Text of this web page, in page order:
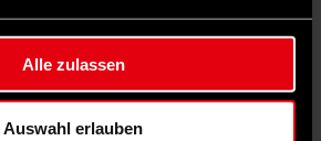
Alle zulassen
Auswahl erlauben